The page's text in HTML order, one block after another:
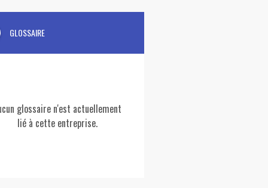
GLOSSAIRE
glossaire n'est actuellement
lié à cette entreprise.